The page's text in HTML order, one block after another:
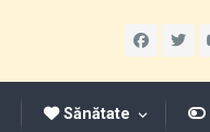
Sănătate